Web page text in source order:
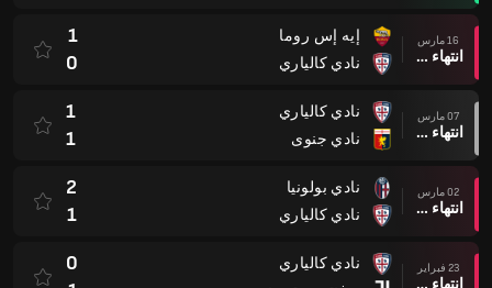
16 مارس
انتهاء وقت المباراة
إيه إس روما
نادي كالياري
1
0
07 مارس
انتهاء وقت المباراة
نادي كالياري
نادي جنوى
1
1
02 مارس
انتهاء وقت المباراة
نادي بولونيا
نادي كالياري
2
1
23 فبراير
انتهاء وقت المباراة
نادي كالياري
0